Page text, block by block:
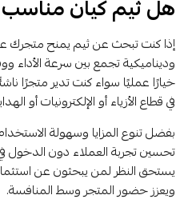
هل ثيم كيان
إذا كنت تبحث عن ثيم يمنح متجرك
وديناميكية تجمع بين سرعة الأداء
خيارًا عمليًا سواء كنت تدير متجرًا
في قطاع الأزياء أو الإلكترونيات أو
بفضل تنوع المزايا وسهولة
تحسين تجربة العملاء دون الدخول في
يستحق النظر لمن يبحثون عن
ويعزز حضور المتجر وسط المنافسة.